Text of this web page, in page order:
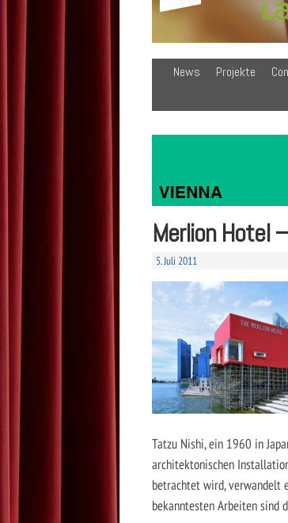
News Projekte
Merlion Hotel
5. Juli 2011
Tatzu Nishi, ein 1960 in
architektonischen
betrachtet wird, verwandelt
bekanntesten Arbeiten sind